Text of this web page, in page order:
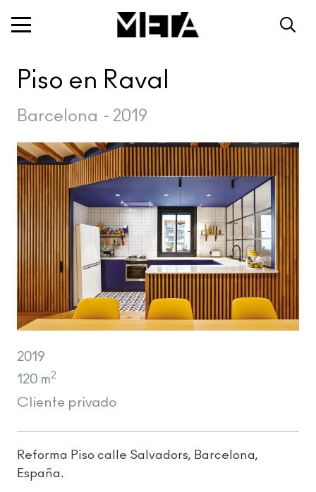
Piso en Raval
Barcelona - 2019
2019
120 m2
Cliente privado
Reforma Piso calle Salvadors, Barcelona,
España.